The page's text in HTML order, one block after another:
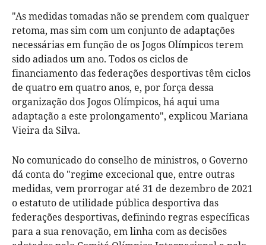
"As medidas tomadas não se prendem com qualquer
retoma, mas sim com um conjunto de adaptações
necessárias em função de os Jogos Olímpicos terem
sido adiados um ano. Todos os ciclos de
financiamento das federações desportivas têm ciclos
de quatro em quatro anos, e, por força dessa
organização dos Jogos Olímpicos, há aqui uma
adaptação a este prolongamento", explicou Mariana
Vieira da Silva.
No comunicado do conselho de ministros, o Governo
dá conta do "regime excecional que, entre outras
medidas, vem prorrogar até 31 de dezembro de 2021
o estatuto de utilidade pública desportiva das
federações desportivas, definindo regras específicas
para a sua renovação, em linha com as decisões